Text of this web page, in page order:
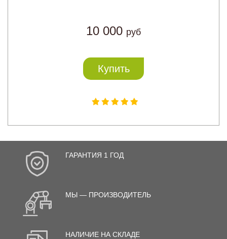
10 000 руб
Купить
ГАРАНТИЯ 1 ГОД
МЫ — ПРОИЗВОДИТЕЛЬ
НАЛИЧИЕ НА СКЛАДЕ